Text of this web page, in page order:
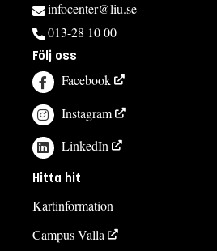
infocenter@liu.se
013-28 10 00
Följ oss
Facebook
Instagram
LinkedIn
Hitta hit
Kartinformation
Campus Valla